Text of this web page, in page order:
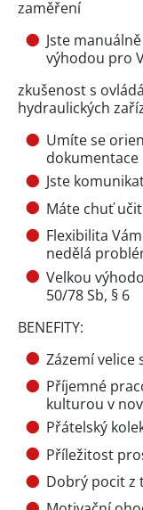
zaměření
Jste
výhodou pro
zkušenost s
hydraulických
Umíte se
dokumentace
Jste
Máte chuť
Flexibilita
nedělá
Velkou
50/78 Sb, § 6
BENEFITY:
Zázemí velice
Příjemné
kulturou v
Přátelský
Příležitost
Dobrý pocit z